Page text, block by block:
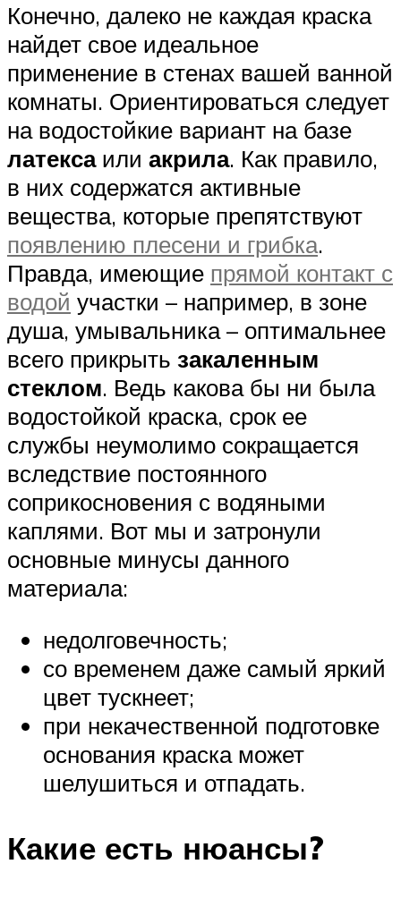
Конечно, далеко не каждая краска
найдет свое идеальное
применение в стенах вашей ванной
комнаты. Ориентироваться следует
на водостойкие вариант на базе
латексаили акрила. Как правило,
в них содержатся активные
вещества, которые препятствуют
появлению плесени и грибка.
Правда, имеющие прямой контакт с
водой участки – например, в зоне
душа, умывальника – оптимальнее
всего прикрыть закаленным
стеклом. Ведь какова бы ни была
водостойкой краска, срок ее
службы неумолимо сокращается
вследствие постоянного
соприкосновения с водяными
каплями. Вот мы и затронули
основные минусы данного
материала:
недолговечность;
со временем даже самый яркий
цвет тускнеет;
при некачественной подготовке
основания краска может
шелушиться и отпадать.
Какие есть нюансы?